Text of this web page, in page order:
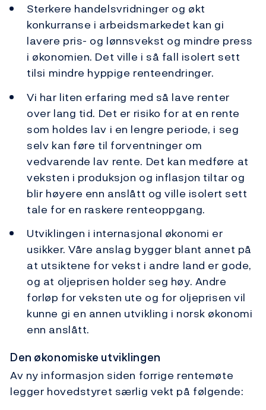
Sterkere handelsvridninger og økt
konkurranse i arbeidsmarkedet kan gi
lavere pris- og lønnsvekst og mindre press
i økonomien. Det ville i så fall isolert sett
tilsi mindre hyppige renteendringer.
Vi har liten erfaring med så lave renter
over lang tid. Det er risiko for at en rente
som holdes lav i en lengre periode, i seg
selv kan føre til forventninger om
vedvarende lav rente. Det kan medføre at
veksten i produksjon og inflasjon tiltar og
blir høyere enn anslått og ville isolert sett
tale for en raskere renteoppgang.
Utviklingen i internasjonal økonomi er
usikker. Våre anslag bygger blant annet på
at utsiktene for vekst i andre land er gode,
og at oljeprisen holder seg høy. Andre
forløp for veksten ute og for oljeprisen vil
kunne gi en annen utvikling i norsk økonomi
enn anslått.
Den økonomiske utviklingen
Av ny informasjon siden forrige rentemøte
legger hovedstyret særlig vekt på følgende: